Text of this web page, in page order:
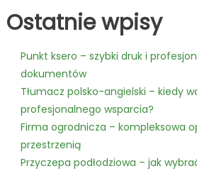
Ostatnie wpisy
Punkt ksero – szybki druk i
dokumentów
Tłumacz polsko-angielski – kiedy
profesjonalnego wsparcia?
Firma ogrodnicza – kompleksowa
przestrzenią
Przyczepa podłodziowa – jak